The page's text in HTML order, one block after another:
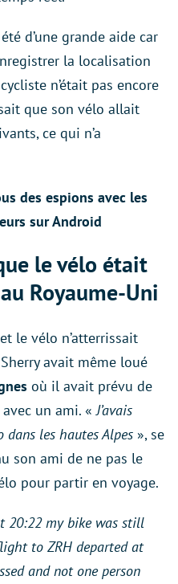
d’une grande aide car
la localisation
n’était pas encore
que son vélo allait
ce qui n’a
des espions avec les
sur Android
le vélo était
Royaume-Uni
le vélo n’atterrissait
avait même loué
où il avait prévu de
un ami. «J’avais
les hautes Alpes », se
son ami de ne pas le
pour partir en voyage.
20:22 my bike was still
to ZRH departed at
and not one person